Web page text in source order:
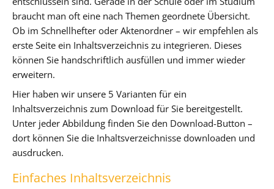
braucht man oft eine nach Themen geordnete Übersicht.
Ob im Schnellhefter oder Aktenordner – wir empfehlen als
erste Seite ein Inhaltsverzeichnis zu integrieren. Dieses
können Sie handschriftlich ausfüllen und immer wieder
erweitern.
Hier haben wir unsere 5 Varianten für ein
Inhaltsverzeichnis zum Download für Sie bereitgestellt.
Unter jeder Abbildung finden Sie den Download-Button –
dort können Sie die Inhaltsverzeichnisse downloaden und
ausdrucken.
Einfaches Inhaltsverzeichnis